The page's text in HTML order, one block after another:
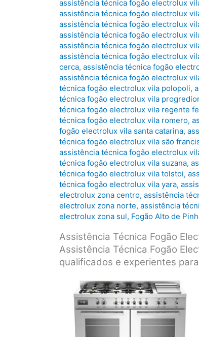
assistência técnica fogão electrolux
assistência técnica fogão electrolux
assistência técnica fogão electrolux
assistência técnica fogão electrolux
assistência técnica fogão electrolux
assistência técnica fogão electrolux
cerca, assistência técnica fogão
assistência técnica fogão electrolux
técnica fogão electrolux vila polopoli,
técnica fogão electrolux vila progredior
técnica fogão electrolux vila regente
técnica fogão electrolux vila romero,
fogão electrolux vila santa catarina,
técnica fogão electrolux vila são
assistência técnica fogão electrolux
técnica fogão electrolux vila suzana,
técnica fogão electrolux vila tolstoi,
técnica fogão electrolux vila yara,
electrolux zona centro, assistência
electrolux zona norte, assistência
electrolux zona sul, Fogão Alto de
Assistência Técnica Fogão
Assistência Técnica Fogão
qualificados e experientes